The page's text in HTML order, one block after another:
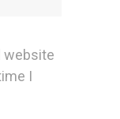
website
I